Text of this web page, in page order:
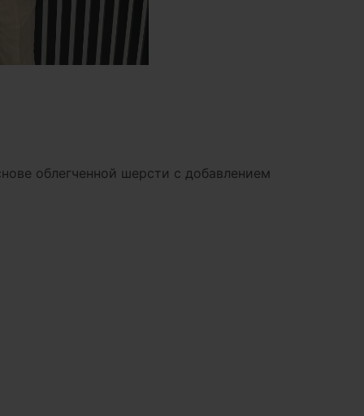
облегченной шерсти с добавлением